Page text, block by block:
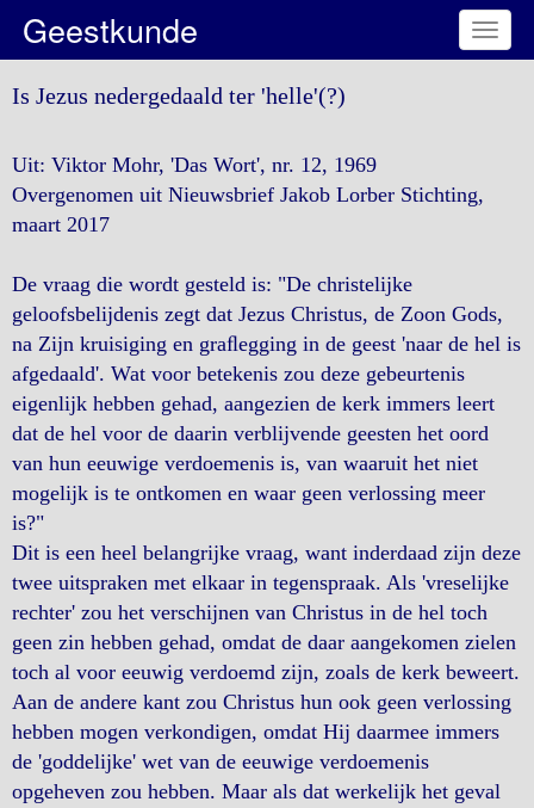
Toggle
Geestkunde
Is Jezus nedergedaald ter 'helle'(?)
Uit: Viktor Mohr, 'Das Wort', nr. 12, 1969
Overgenomen uit Nieuwsbrief Jakob Lorber Stichting,
maart 2017
De vraag die wordt gesteld is: "De christelijke
geloofsbelijdenis zegt dat Jezus Christus, de Zoon Gods,
na Zijn kruisiging en graﬂegging in de geest 'naar de hel is
afgedaald'. Wat voor betekenis zou deze gebeurtenis
eigenlijk hebben gehad, aangezien de kerk immers leert
dat de hel voor de daarin verblijvende geesten het oord
van hun eeuwige verdoemenis is, van waaruit het niet
mogelijk is te ontkomen en waar geen verlossing meer
is?"
Dit is een heel belangrijke vraag, want inderdaad zijn deze
twee uitspraken met elkaar in tegenspraak. Als 'vreselijke
rechter' zou het verschijnen van Christus in de hel toch
geen zin hebben gehad, omdat de daar aangekomen zielen
toch al voor eeuwig verdoemd zijn, zoals de kerk beweert.
Aan de andere kant zou Christus hun ook geen verlossing
hebben mogen verkondigen, omdat Hij daarmee immers
de 'goddelijke' wet van de eeuwige verdoemenis
opgeheven zou hebben. Maar als dat werkelijk het geval